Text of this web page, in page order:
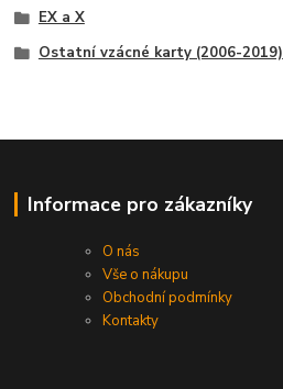
EX a X
Ostatní vzácné karty (2006-2019)
Informace pro zákazníky
O nás
Vše o nákupu
Obchodní podmínky
Kontakty